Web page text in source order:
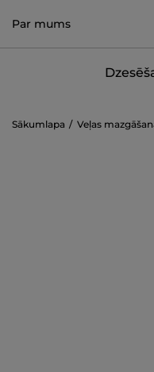
Par mums
Sākumlapa Veļas